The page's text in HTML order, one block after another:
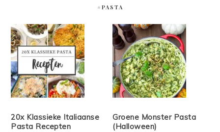
#PASTA
20x Klassieke Italiaanse
Pasta Recepten
Groene Monster Pasta
(Halloween)